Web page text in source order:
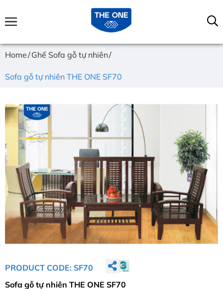
Home Ghế Sofa gỗ tự nhiên
Sofa gỗ tự nhiên THE ONE SF70
PRODUCT CODE: SF70
Sofa gỗ tự nhiên THE ONE SF70